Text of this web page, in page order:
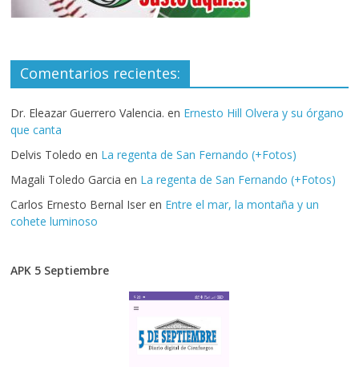
Comentarios recientes:
Dr. Eleazar Guerrero Valencia. en Ernesto Hill Olvera y su órgano
que canta
Delvis Toledo en La regenta de San Fernando (+Fotos)
Magali Toledo Garcia en La regenta de San Fernando (+Fotos)
Carlos Ernesto Bernal Iser en Entre el mar, la montaña y un
cohete luminoso
APK 5 Septiembre